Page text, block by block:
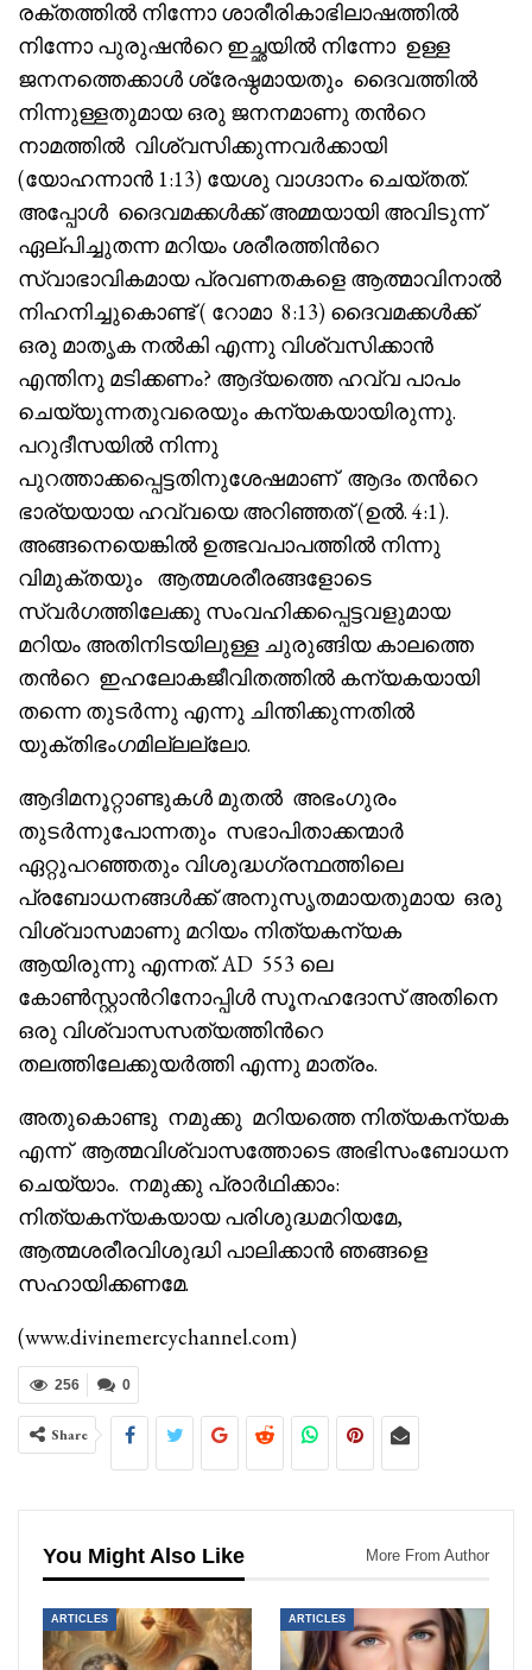
രക്തത്തിൽ നിന്നോ ശാരീരികാഭിലാഷത്തിൽ
നിന്നോ പുരുഷൻറെ ഇച്ഛയിൽ നിന്നോ ഉള്ള
ജനനത്തെക്കാൾ ശ്രേഷ്ഠമായതും ദൈവത്തിൽ
നിന്നുള്ളതുമായ ഒരു ജനനമാണു തൻറെ
നാമത്തിൽ വിശ്വസിക്കുന്നവർക്കായി
(യോഹന്നാൻ 1:13) യേശു വാഗ്ദാനം ചെയ്തത്.
അപ്പോൾ ദൈവമക്കൾക്ക് അമ്മയായി അവിടുന്ന്
ഏല്പിച്ചുതന്ന മറിയം ശരീരത്തിൻറെ
സ്വാഭാവികമായ പ്രവണതകളെ ആത്മാവിനാൽ
നിഹനിച്ചുകൊണ്ട് ( റോമാ 8:13) ദൈവമക്കൾക്ക്
ഒരു മാതൃക നൽകി എന്നു വിശ്വസിക്കാൻ
എന്തിനു മടിക്കണം? ആദ്യത്തെ ഹവ്വ പാപം
ചെയ്യുന്നതുവരെയും കന്യകയായിരുന്നു.
പറുദീസയിൽ നിന്നു
പുറത്താക്കപ്പെട്ടതിനുശേഷമാണ് ആദം തൻറെ
ഭാര്യയായ ഹവ്വയെ അറിഞ്ഞത് (ഉൽ. 4:1).
അങ്ങനെയെങ്കിൽ ഉത്ഭവപാപത്തിൽ നിന്നു
വിമുക്തയും ആത്മശരീരങ്ങളോടെ
സ്വർഗത്തിലേക്കു സംവഹിക്കപ്പെട്ടവളുമായ
മറിയം അതിനിടയിലുള്ള ചുരുങ്ങിയ കാലത്തെ
തൻറെ ഇഹലോകജീവിതത്തിൽ കന്യകയായി
തന്നെ തുടർന്നു എന്നു ചിന്തിക്കുന്നതിൽ
യുക്തിഭംഗമില്ലല്ലോ.
ആദിമനൂറ്റാണ്ടുകൾ മുതൽ അഭംഗുരം
തുടർന്നുപോന്നതും സഭാപിതാക്കന്മാർ
ഏറ്റുപറഞ്ഞതും വിശുദ്ധഗ്രന്ഥത്തിലെ
പ്രബോധനങ്ങൾക്ക് അനുസൃതമായതുമായ ഒരു
വിശ്വാസമാണു മറിയം നിത്യകന്യക
ആയിരുന്നു എന്നത്. AD 553 ലെ
കോൺസ്റ്റാൻറിനോപ്പിൾ സൂനഹദോസ് അതിനെ
ഒരു വിശ്വാസസത്യത്തിൻറെ
തലത്തിലേക്കുയർത്തി എന്നു മാത്രം.
അതുകൊണ്ടു നമുക്കു മറിയത്തെ നിത്യകന്യക
എന്ന് ആത്മവിശ്വാസത്തോടെ അഭിസംബോധന
ചെയ്യാം. നമുക്കു പ്രാർഥിക്കാം:
നിത്യകന്യകയായ പരിശുദ്ധമറിയമേ,
ആത്മശരീരവിശുദ്ധി പാലിക്കാൻ ഞങ്ങളെ
സഹായിക്കണമേ.
(www.divinemercychannel.com)
0
256
Share
You Might Also Like More From Author
ARTICLES ARTICLES